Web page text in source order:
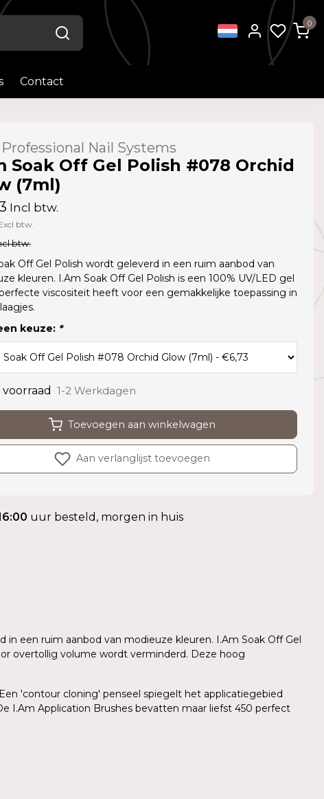
0
Contact
Nail Systems
Soak Off Gel Polish #078 Orchid
(7ml)
Incl btw.
btw.
btw.
Off Gel Polish wordt geleverd in een ruim aanbod van
kleuren. I.Am Soak Off Gel Polish is een 100% UV/LED gel
viscositeit heeft voor een gemakkelijke toepassing in
keuze: *
1-2 Werkdagen
Toevoegen aan winkelwagen
Aan verlanglijst toevoegen
uur besteld, morgen in huis
in een ruim aanbod van modieuze kleuren. I.Am Soak Off Gel
overtollig volume wordt verminderd. Deze hoog
'contour cloning' penseel spiegelt het applicatiegebied
I.Am Application Brushes bevatten maar liefst 450 perfect